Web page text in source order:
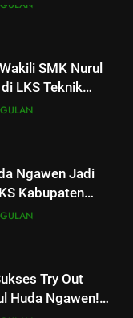
Blora
Design
UKK Januari
dan
Belajar”
Ngawen
di SMK
Fokus